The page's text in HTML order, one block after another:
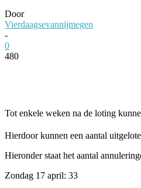
Door
Vierdaagsevannijmegen
-
0
480
Tot enkele weken na de loting
Hierdoor kunnen een aantal
Hieronder staat het aantal
Zondag 17 april: 33